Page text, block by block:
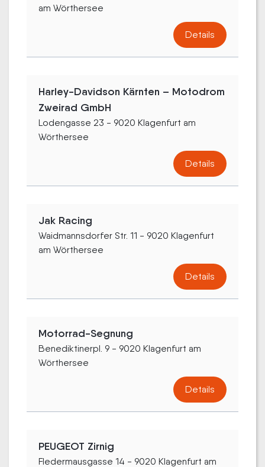
am Wörthersee
Details
Harley-Davidson Kärnten – Motodrom
Zweirad GmbH
Lodengasse 23 - 9020 Klagenfurt am
Wörthersee
Details
Jak Racing
Waidmannsdorfer Str. 11 - 9020 Klagenfurt
am Wörthersee
Details
Motorrad-Segnung
Benediktinerpl. 9 - 9020 Klagenfurt am
Wörthersee
Details
PEUGEOT Zirnig
Fledermausgasse 14 - 9020 Klagenfurt am